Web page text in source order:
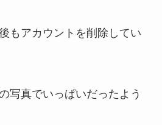
もアカウントを削除してい
写真でいっぱいだったよう